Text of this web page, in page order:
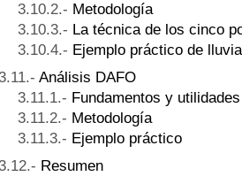
Metodología
La técnica de los cinco
Ejemplo práctico de
Análisis DAFO
Fundamentos y utilidades
Metodología
Ejemplo práctico
Resumen